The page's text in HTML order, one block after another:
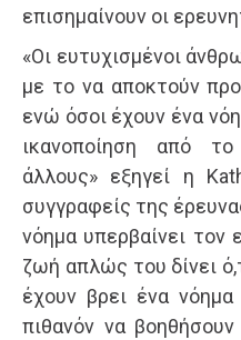
επισημαίνουν οι
«Οι ευτυχισμένοι
με το να αποκτούν
ενώ όσοι έχουν ένα
ικανοποίηση από
άλλους» εξηγεί η
συγγραφείς της
νόημα υπερβαίνει τον
ζωή απλώς του δίνει
έχουν βρει ένα
πιθανόν να